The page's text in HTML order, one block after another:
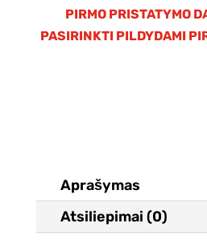
keičiama
PIRMO PRISTATYMO
PASIRINKTI PILDYDAMI
Aprašymas
Atsiliepimai (0)